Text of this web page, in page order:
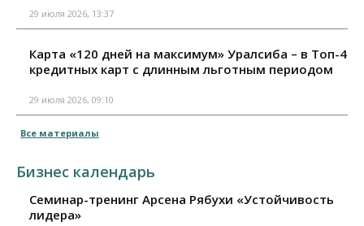
29 июля 2026, 13:37
Карта «120 дней на максимум» Уралсиба – в Топ-4
кредитных карт с длинным льготным периодом
29 июля 2026, 09:10
Все материалы
Бизнес календарь
Семинар-тренинг Арсена Рябухи «Устойчивость
лидера»